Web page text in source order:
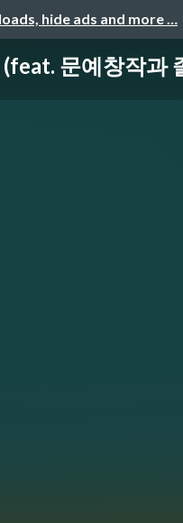
hide ads and more …
문예창작과